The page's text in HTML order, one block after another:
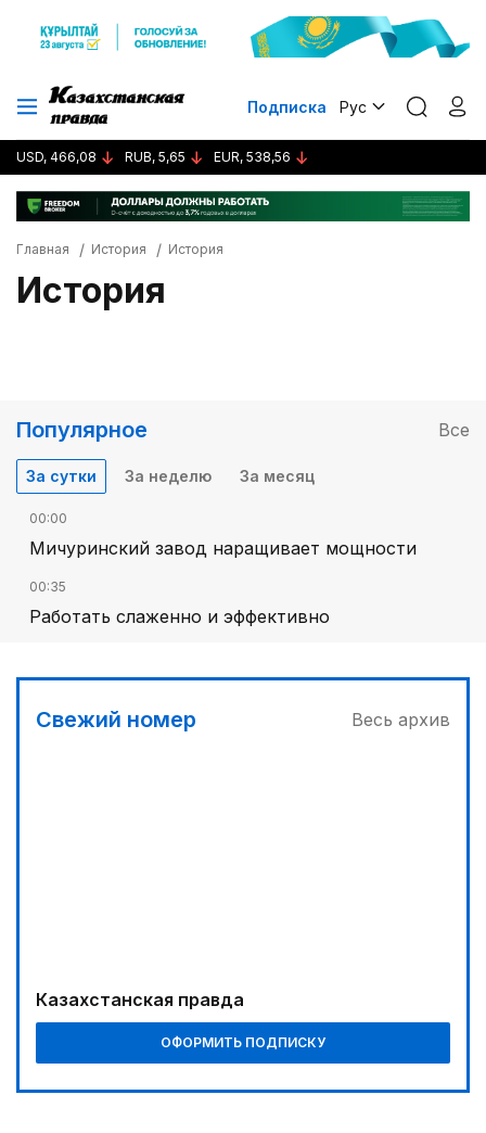
Подписка Рус
USD, 466,08 RUB, 5,65 EUR, 538,56
Главная История История
История
Популярное Все
За сутки За неделю За месяц
00:00
Мичуринский завод наращивает мощности
00:35
Работать слаженно и эффективно
Свежий номер Весь архив
Казахстанская правда
ОФОРМИТЬ ПОДПИСКУ